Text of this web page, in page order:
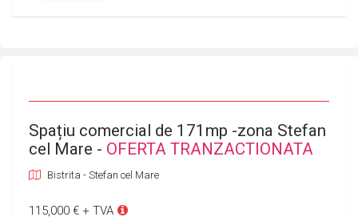
Spațiu comercial de 171mp -zona Stefan
cel Mare - OFERTA TRANZACTIONATA
Bistrita - Stefan cel Mare
115,000 € + TVA